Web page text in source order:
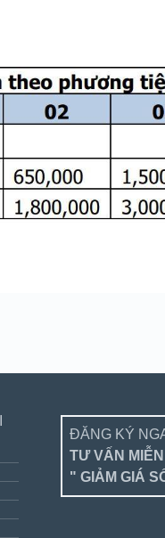
ĐĂNG KÝ
TƯ VẤN
" GIẢM GIÁ